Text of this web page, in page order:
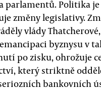
parlamentů. Politika
změny legislativy.
vlády
byznysu v
po zisku, ohrožuje
který striktně
bankovních